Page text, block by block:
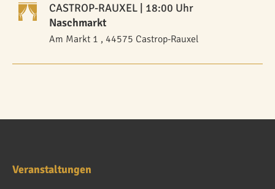
CASTROP-RAUXEL | 18:00 Uhr
Naschmarkt
Am Markt 1 , 44575 Castrop-Rauxel
Veranstaltungen